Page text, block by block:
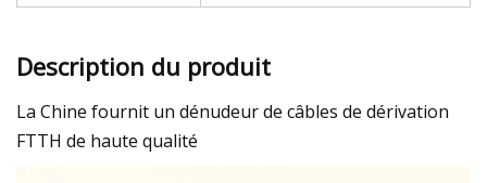
Description du produit
La Chine fournit un dénudeur de câbles de dérivation
FTTH de haute qualité